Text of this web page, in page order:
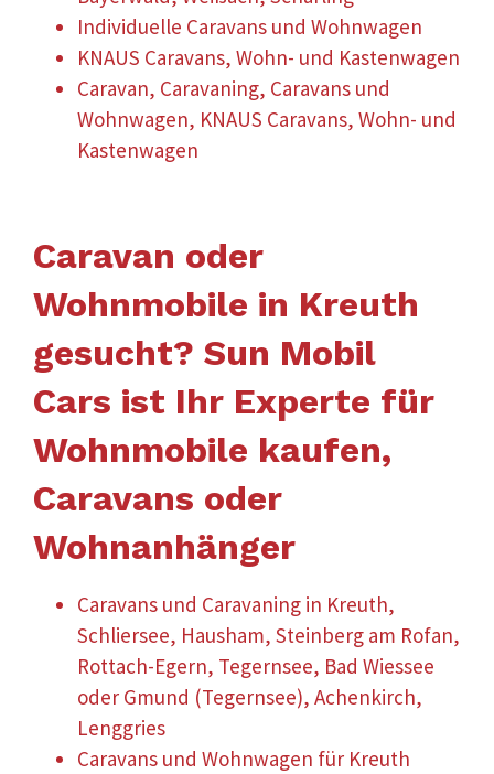
Individuelle Caravans und Wohnwagen
KNAUS Caravans, Wohn- und Kastenwagen
Caravan, Caravaning, Caravans und
Wohnwagen, KNAUS Caravans, Wohn- und
Kastenwagen
Caravan oder
Wohnmobile in Kreuth
gesucht? Sun Mobil
Cars ist Ihr Experte für
Wohnmobile kaufen,
Caravans oder
Wohnanhänger
Caravans und Caravaning in Kreuth,
Schliersee, Hausham, Steinberg am Rofan,
Rottach-Egern, Tegernsee, Bad Wiessee
oder Gmund (Tegernsee), Achenkirch,
Lenggries
Caravans und Wohnwagen für Kreuth